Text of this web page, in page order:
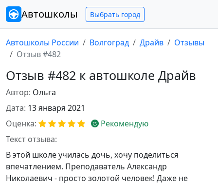
Автошколы Выбрать город
Автошколы России Волгоград Драйв
Отзывы
Отзыв #482
Отзыв #482 к автошколе Драйв
Автор: Ольга
Дата: 13 января 2021
Оценка:
Рекомендую
Текст отзыва:
В этой школе училась дочь, хочу поделиться
впечатлением. Преподаватель Александр
Николаевич - просто золотой человек! Даже не